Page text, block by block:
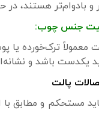
و بادوام‌تر هستند،
جنس چوب:
معمولاً ترک‌خورده یا
یکدست باشد و
مستحکم و مطابق